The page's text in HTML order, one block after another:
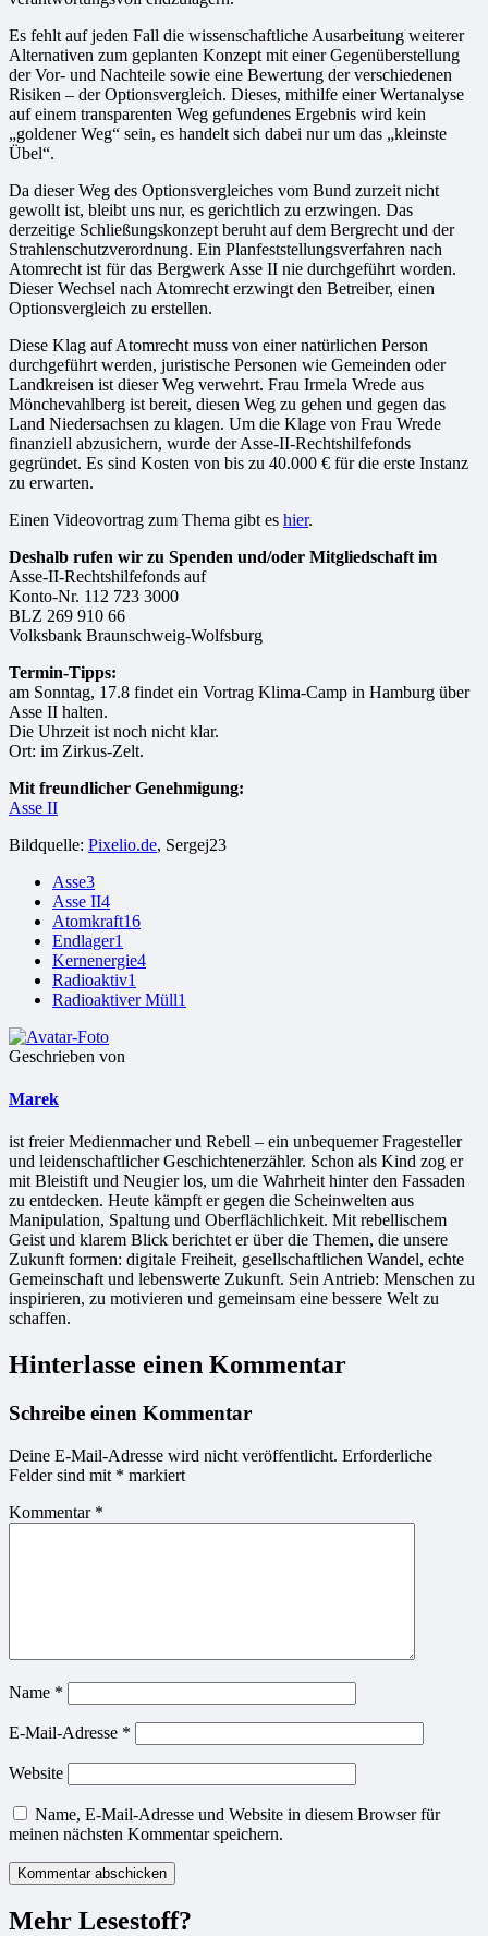
Es fehlt auf jeden Fall die wissenschaftliche Ausarbeitung weiterer
Alternativen zum geplanten Konzept mit einer Gegenüberstellung
der Vor- und Nachteile sowie eine Bewertung der verschiedenen
Risiken – der Optionsvergleich. Dieses, mithilfe einer Wertanalyse
auf einem transparenten Weg gefundenes Ergebnis wird kein
„goldener Weg“ sein, es handelt sich dabei nur um das „kleinste
Übel“.
Da dieser Weg des Optionsvergleiches vom Bund zurzeit nicht
gewollt ist, bleibt uns nur, es gerichtlich zu erzwingen. Das
derzeitige Schließungskonzept beruht auf dem Bergrecht und der
Strahlenschutzverordnung. Ein Planfeststellungsverfahren nach
Atomrecht ist für das Bergwerk Asse II nie durchgeführt worden.
Dieser Wechsel nach Atomrecht erzwingt den Betreiber, einen
Optionsvergleich zu erstellen.
Diese Klag auf Atomrecht muss von einer natürlichen Person
durchgeführt werden, juristische Personen wie Gemeinden oder
Landkreisen ist dieser Weg verwehrt. Frau Irmela Wrede aus
Mönchevahlberg ist bereit, diesen Weg zu gehen und gegen das
Land Niedersachsen zu klagen. Um die Klage von Frau Wrede
finanziell abzusichern, wurde der Asse-II-Rechtshilfefonds
gegründet. Es sind Kosten von bis zu 40.000 € für die erste Instanz
zu erwarten.
Einen Videovortrag zum Thema gibt es hier.
Deshalb rufen wir zu Spenden und/oder Mitgliedschaft im
Asse-II-Rechtshilfefonds auf
Konto-Nr. 112 723 3000
BLZ 269 910 66
Volksbank Braunschweig-Wolfsburg
Termin-Tipps:
am Sonntag, 17.8 findet ein Vortrag Klima-Camp in Hamburg über
Asse II halten.
Die Uhrzeit ist noch nicht klar.
Ort: im Zirkus-Zelt.
Mit freundlicher Genehmigung:
Asse II
Bildquelle: Pixelio.de, Sergej23
Asse3
Asse II4
Atomkraft16
Endlager1
Kernenergie4
Radioaktiv1
Radioaktiver Müll1
Geschrieben von
Marek
ist freier Medienmacher und Rebell – ein unbequemer Fragesteller
und leidenschaftlicher Geschichtenerzähler. Schon als Kind zog er
mit Bleistift und Neugier los, um die Wahrheit hinter den Fassaden
zu entdecken. Heute kämpft er gegen die Scheinwelten aus
Manipulation, Spaltung und Oberflächlichkeit. Mit rebellischem
Geist und klarem Blick berichtet er über die Themen, die unsere
Zukunft formen: digitale Freiheit, gesellschaftlichen Wandel, echte
Gemeinschaft und lebenswerte Zukunft. Sein Antrieb: Menschen zu
inspirieren, zu motivieren und gemeinsam eine bessere Welt zu
schaffen.
Hinterlasse einen Kommentar
Schreibe einen Kommentar
Deine E-Mail-Adresse wird nicht veröffentlicht. Erforderliche
Felder sind mit * markiert
Kommentar *
Name *
E-Mail-Adresse *
Website
Name, E-Mail-Adresse und Website in diesem Browser für
meinen nächsten Kommentar speichern.
Mehr Lesestoff?